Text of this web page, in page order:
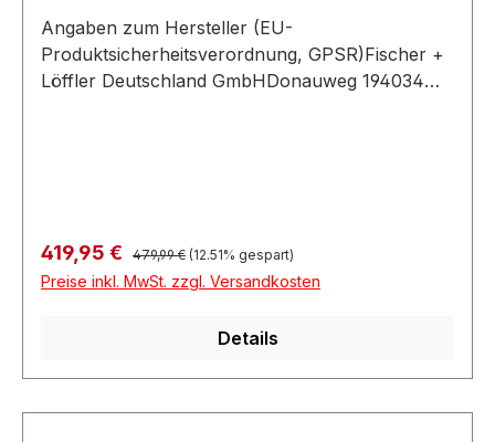
Angaben zum Hersteller (EU-
Produktsicherheitsverordnung, GPSR)Fischer +
Löffler Deutschland GmbHDonauweg 194034
Verkaufspreis:
419,95 € Regulärer Preis:
479,99 € (12.51% gespart)
Preise inkl. MwSt. zzgl. Versandkosten
Details